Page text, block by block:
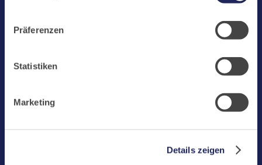
Buchungssystem MEWS in unserem Hotel und unserem
übermittelt. Cookies von eu5.bookingkit.de: Wir
Buchungen von Bibliotheks- und Klosterführungen. Um
Buchungen durchführen zu können akzeptieren Sie bitte
Präferenzen
Statistiken
Marketing
Details zeigen
Jobs